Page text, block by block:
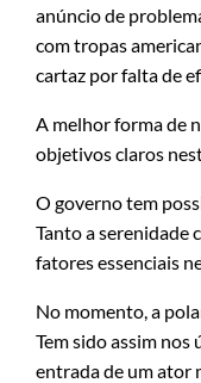
anúncio de
com tropas
cartaz por falta de
A melhor forma de
objetivos claros
O governo tem
Tanto a serenidade
fatores essenciais
No momento, a
Tem sido assim nos
entrada de um ator